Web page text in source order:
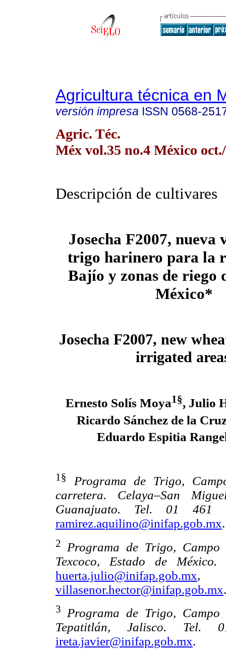
Agricultura técnica en
versión impresa ISSN 0568-
Agric. Téc.
Méx vol.35 no.4 México
Descripción de cultivares
Josecha F2007, nueva
trigo harinero para la
Bajío y zonas de riego
México*
Josecha F2007, new
irrigated
Ernesto Solís Moya1§, Julio
Ricardo Sánchez de la
Eduardo Espitia
1§
Programa de Trigo,
carretera. Celaya–San
Guanajuato. Tel. 01
ramirez.aquilino@inifap.gob.mx.
2 Programa de Trigo, Campo
Texcoco, Estado de
huerta.julio@inifap.gob.mx
villasenor.hector@inifap.gob.mx.
3 Programa de Trigo,
Tepatitlán, Jalisco.
ireta.javier@inifap.gob.mx.